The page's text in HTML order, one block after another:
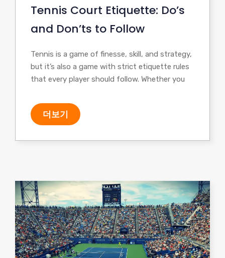
Tennis Court Etiquette: Do’s
and Don’ts to Follow
Tennis is a game of finesse, skill, and strategy,
but it’s also a game with strict etiquette rules
that every player should follow. Whether you
더보기